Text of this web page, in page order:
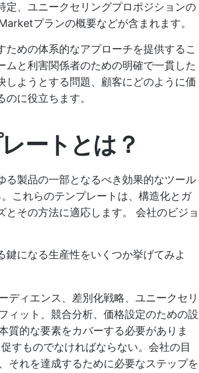
定、ユニークセリングプロポジションの
プランの概要などが含まれます。
めの体系的なアプローチを提供するこ
ムと利害関係者のための明確で一貫した
ようとする問題、顧客にどのように価
に役立ちます。
ートとは？
る製品の一部となるべき効果的なツール
これらのテンプレートは、構造化とガ
その方法に適応します。 会社のビジョ
になる生産性をいくつか挙げてみよ
ディエンス、差別化戦略、ユニークセリ
ィット、競合分析、価格設定のための設
質的な要素をカバーする必要がありま
すものでなければならない。会社の目
それを達成するために必要なステップを